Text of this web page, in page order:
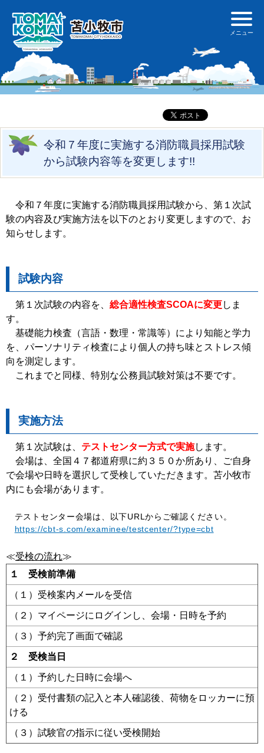
令和７年度に実施する消防職員採用試験
から試験内容等を変更します!!
令和７年度に実施する消防職員採用試験から、第１次試
験の内容及び実施方法を以下のとおり変更しますので、お
知らせします。
試験内容
第１次試験の内容を、 総合適性検査SCOAに変更しま
す。
基礎能力検査（言語・数理・常識等）により知能と学力
を、パーソナリティ検査により個人の持ち味とストレス傾
向を測定します。
これまでと同様、特別な公務員試験対策は不要です。
実施方法
第１次試験は、 テストセンター方式で実施します。
会場は、全国４７都道府県に約３５０か所あり、ご自身
で会場や日時を選択して受検していただきます。苫小牧市
内にも会場があります。
テストセンター会場は、以下URLからご確認ください。
https://cbt-s.com/examinee/testcenter/?type=cbt
≪受検の流れ≫
１ 受検前準備
（１）受検案内メールを受信
（２）マイページにログインし、会場・日時を予約
（３）予約完了画面で確認
２ 受検当日
（１）予約した日時に会場へ
（２）受付書類の記入と本人確認後、荷物をロッカーに預
ける
（３）試験官の指示に従い受検開始